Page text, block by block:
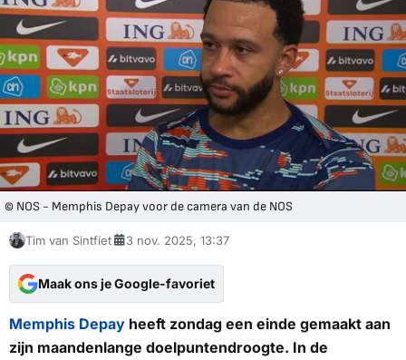
© NOS - Memphis Depay voor de camera van de NOS
Tim van Sintfiet 3 nov. 2025, 13:37
Maak ons je Google-favoriet
Memphis Depay heeft zondag een einde gemaakt aan
zijn maandenlange doelpuntendroogte. In de